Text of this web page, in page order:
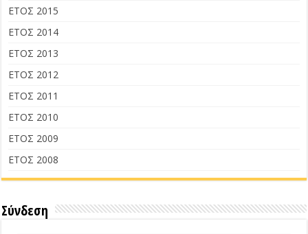
ΕΤΟΣ 2015
ΕΤΟΣ 2014
ΕΤΟΣ 2013
ΕΤΟΣ 2012
ΕΤΟΣ 2011
ΕΤΟΣ 2010
ΕΤΟΣ 2009
ΕΤΟΣ 2008
Σύνδεση